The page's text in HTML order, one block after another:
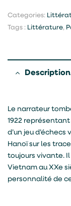
Categories:
Tags : Littérature,
Description
Le narrateur
1922
d’un jeu
Hanoï sur les
toujours vivante.
Vietnam au XXe
personnalité de